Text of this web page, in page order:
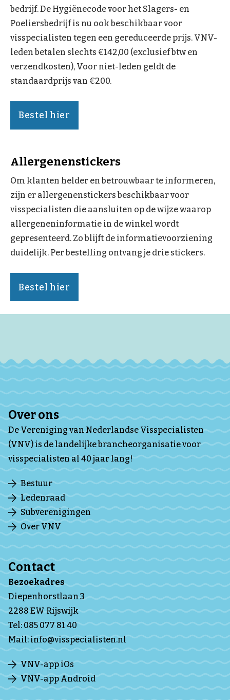
bedrijf. De Hygiënecode voor het Slagers- en
Poeliersbedrijf is nu ook beschikbaar voor
visspecialisten tegen een gereduceerde prijs. VNV-
leden betalen slechts €142,00 (exclusief btw en
verzendkosten), Voor niet-leden geldt de
standaardprijs van €200.
Bestel hier
Allergenenstickers
Om klanten helder en betrouwbaar te informeren,
zijn er allergenenstickers beschikbaar voor
visspecialisten die aansluiten op de wijze waarop
allergeneninformatie in de winkel wordt
gepresenteerd. Zo blijft de informatievoorziening
duidelijk. Per bestelling ontvang je drie stickers.
Bestel hier
Over ons
De Vereniging van Nederlandse Visspecialisten
(VNV) is de landelijke brancheorganisatie voor
visspecialisten al 40 jaar lang!
Bestuur
Ledenraad
Subverenigingen
Over VNV
Contact
Bezoekadres
Diepenhorstlaan 3
2288 EW Rijswijk
Tel:085 077 81 40
Mail:info@visspecialisten.nl
VNV-app iOs
VNV-app Android